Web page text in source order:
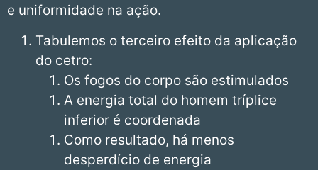
e uniformidade na ação.
Tabulemos o terceiro efeito da aplicação
do cetro:
Os fogos do corpo são estimulados
A energia total do homem tríplice
inferior é coordenada
Como resultado, há menos
desperdício de energia